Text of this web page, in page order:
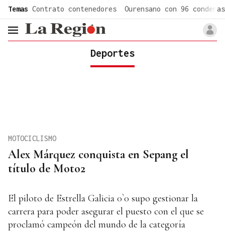
Temas Contrato contenedores Ourensano con 96 condenas
header.menu.open
Deportes
Alex Márquez conquista en Sepang el
título de Moto2
MOTOCICLISMO
El piloto de Estrella Galicia 0`0 supo gestionar la
carrera para poder asegurar el puesto con el que se
proclamó campeón del mundo de la categoría